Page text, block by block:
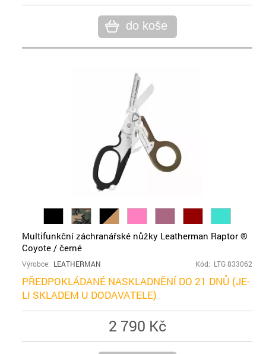
do koše
Multifunkční záchranářské nůžky Leatherman Raptor ®
Coyote / černé
Výrobce: LEATHERMAN Kód: LTG 833062
PŘEDPOKLÁDANÉ NASKLADNĚNÍ DO 21 DNŮ (JE-
LI SKLADEM U DODAVATELE)
2 790 Kč